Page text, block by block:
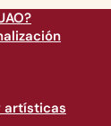
artísticas